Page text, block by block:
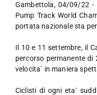
Gambettola, 04/09/22 -
Pump Track World
portata nazionale sta
Il 10 e 11 settembre, il
percorso permanente
velocita` in maniera
Ciclisti di ogni eta`